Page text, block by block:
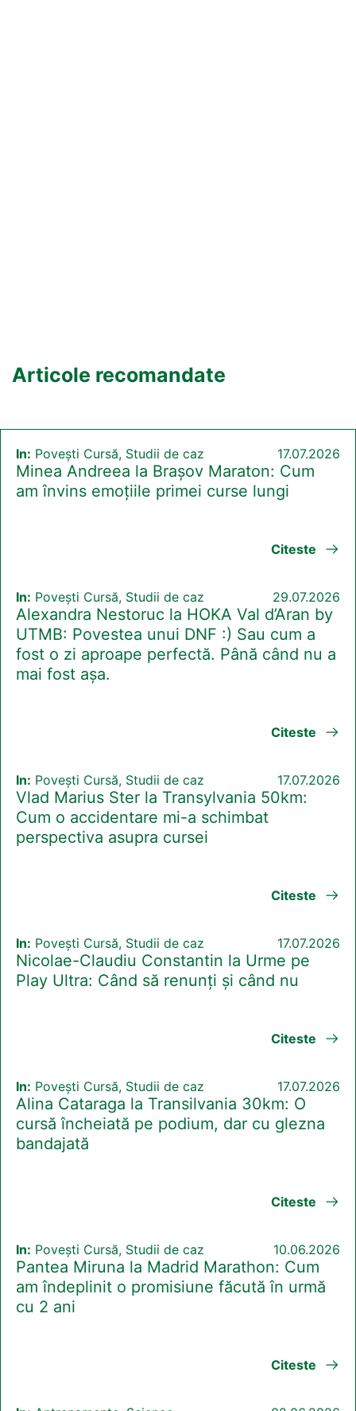
Articole recomandate
In: Povești Cursă, Studii de caz 17.07.2026
Minea Andreea la Brașov Maraton: Cum
am învins emoțiile primei curse lungi
Citeste
In: Povești Cursă, Studii de caz 29.07.2026
Alexandra Nestoruc la HOKA Val d’Aran by
UTMB: Povestea unui DNF :) Sau cum a
fost o zi aproape perfectă. Până când nu a
mai fost așa.
Citeste
In: Povești Cursă, Studii de caz 17.07.2026
Vlad Marius Ster la Transylvania 50km:
Cum o accidentare mi-a schimbat
perspectiva asupra cursei
Citeste
In: Povești Cursă, Studii de caz 17.07.2026
Nicolae-Claudiu Constantin la Urme pe
Play Ultra: Când să renunți și când nu
Citeste
In: Povești Cursă, Studii de caz 17.07.2026
Alina Cataraga la Transilvania 30km: O
cursă încheiată pe podium, dar cu glezna
bandajată
Citeste
In: Povești Cursă, Studii de caz 10.06.2026
Pantea Miruna la Madrid Marathon: Cum
am îndeplinit o promisiune făcută în urmă
cu 2 ani
Citeste